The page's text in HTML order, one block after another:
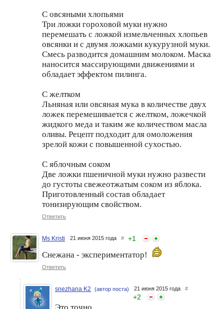
С овсяными хлопьями
Три ложки гороховой муки нужно
перемешать с ложкой измельченных хлопьев
овсянки и с двумя ложками кукурузной муки.
Смесь разводится домашним молоком. Маска
наносится массирующими движениями и
обладает эффектом пилинга.
С желтком
Льняная или овсяная мука в количестве двух
ложек перемешивается с желтком, ложечкой
жидкого меда и таким же количеством масла
оливы. Рецепт подходит для омоложения
зрелой кожи с повышенной сухостью.
С яблочным соком
Две ложки пшеничной муки нужно развести
до густоты свежеотжатым соком из яблока.
Приготовленный состав обладает
тонизирующим свойством.
Ответить
Ms Kristi 21 июня 2015 года # +1
Снежана - экспериментатор!
Ответить
snezhana K2 (автор поста) 21 июня 2015 года #
+2